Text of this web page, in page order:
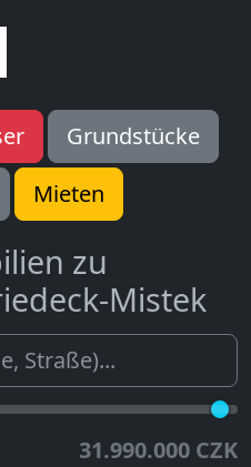
Grundstücke
Mieten
zu
Mistek
31.990.000 CZK